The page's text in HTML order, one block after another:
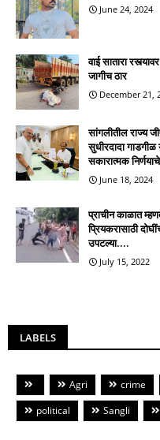
June 24, 2024
वाई सातारा
जागीच ठार
December 21,
सांगलीतील राज्य
सुधीरदादा गाडगीळ
सकारात्मक
June 18, 2024
प्राचीन काळात
प्रियकरासाठी
उपटल्या....
July 15, 2022
LABELS
Agri crime
political
Sangli